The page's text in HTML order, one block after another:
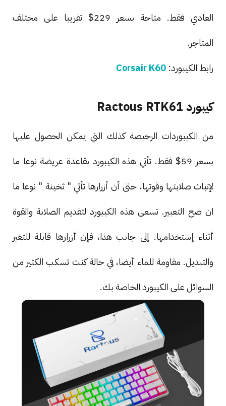
العادي فقط. متاحة بسعر 229$ تقريبا على مختلف
المتاجر.
رابط الكيبورد: Corsair K60
كيبورد Ractous RTK61
من الكيبوردات الرخيصة كذلك التي يمكن الحصول عليها
بسعر 59$ فقط. تأتي هذه الكيبورد بقاعدة عريضة نوعا ما
لإتباث صلابتها وقوتها، حتى أن أزرارها تأتي " ثخينة " نوعا ما
ان صح التعبير. تسعى هذه الكيبورد لتقديم الصلابة والقوة
أثناء إستخدامها. إلى جانب هذا، فإن أزرارها قابلة للتغير
والتبديل. مقاومة للماء أيضا، في حالة كنت تسكب الكثير من
السوائل على الكيبورد الخاصة بك.